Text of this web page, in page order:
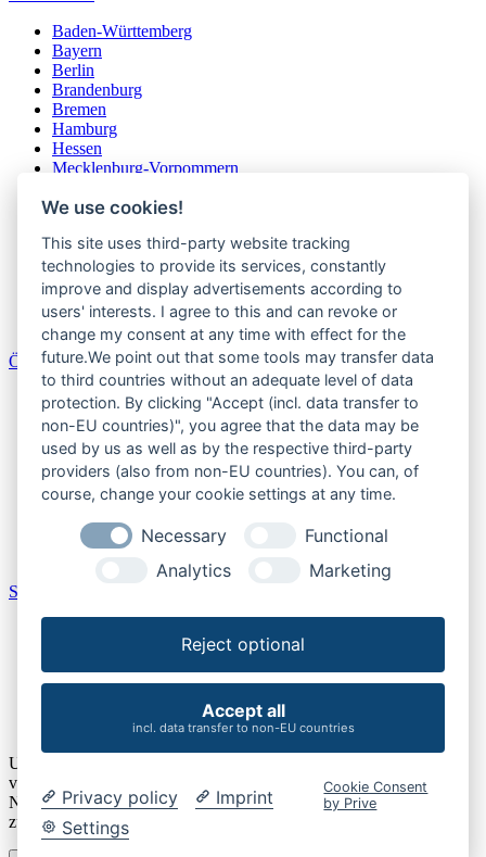
Baden-Württemberg
Bayern
Berlin
Brandenburg
Bremen
Hamburg
Hessen
Mecklenburg-Vorpommern
Nordrhein-Westfalen
Saarland
Sachsen
Sachsen-Anhalt
Schleswig-Holstein
Thüringen
Österreich
Burgenland
Kärnten
Niederösterreich
Oberösterreich
Salzburger Land
Steiermark
Vorarlberg
Schweiz
St. Gallen
Um unsere Webseite für Sie optimal zu gestalten und fortlaufend
verbessern zu können, verwenden wir Cookies. Durch die weitere
Nutzung der Webseite stimmen Sie der Verwendung von Cookies
zu. Details finden Sie unserer
We use cookies!
This site uses third-party website tracking
technologies to provide its services, constantly
improve and display advertisements according to
users' interests. I agree to this and can revoke or
change my consent at any time with effect for the
future.We point out that some tools may transfer data
to third countries without an adequate level of data
protection. By clicking "Accept (incl. data transfer to
non-EU countries)", you agree that the data may be
used by us as well as by the respective third-party
providers (also from non-EU countries). You can, of
course, change your cookie settings at any time.
Necessary
Functional
Analytics
Marketing
Reject optional
Accept all
incl. data transfer to non-EU countries
Privacy policy
Imprint
Settings
Cookie Consent
by Prive